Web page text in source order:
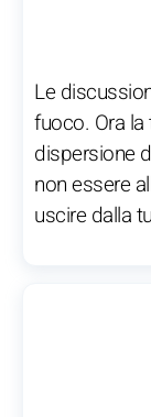
Le
fuoco. Ora
dispersione
non essere
uscire dalla